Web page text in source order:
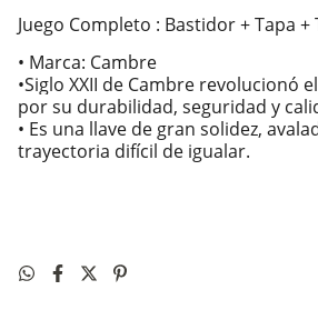
Juego Completo : Bastidor + Tapa +
• Marca: Cambre
•Siglo XXII de Cambre revolucionó
por su durabilidad, seguridad y
• Es una llave de gran solidez,
trayectoria difícil de igualar.